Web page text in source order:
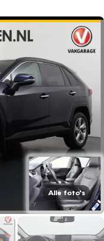
Alle foto's